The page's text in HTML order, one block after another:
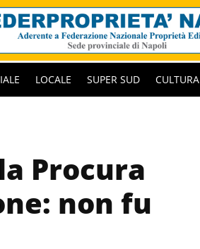
LOCALE SUPER SUD CULTURA
Procura
non fu